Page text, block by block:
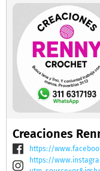
Creaciones
https://
https://